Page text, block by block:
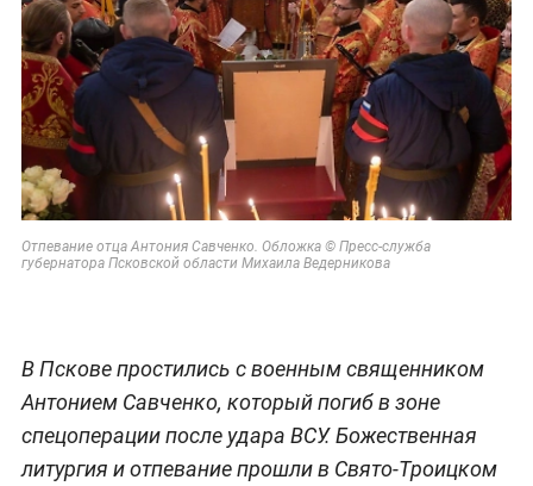
Отпевание отца Антония Савченко. Обложка © Пресс-служба
губернатора Псковской области Михаила Ведерникова
В Пскове простились с военным священником
Антонием Савченко, который погиб в зоне
спецоперации после удара ВСУ. Божественная
литургия и отпевание прошли в Свято-Троицком